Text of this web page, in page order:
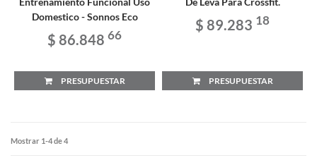
Domestico - Sonnos Eco
$ 86.848 66
PRESUPUESTAR
$ 89.283 18
PRESUPUESTAR
Mostrar 1-4 de 4